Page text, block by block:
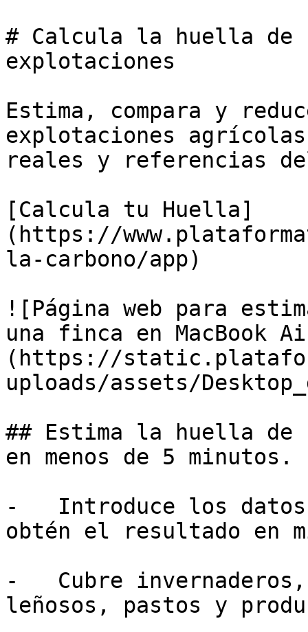
# Calcula la huella de
explotaciones
Estima, compara y
explotaciones
reales y referencias
[Calcula tu Huella]
(https://
la-carbono/app)
![Página web para
una finca en MacBook
(https://
uploads/assets/
## Estima la huella de
en menos de 5 minutos.
-   Introduce los datos
obtén el resultado en
-   Cubre
leñosos, pastos y